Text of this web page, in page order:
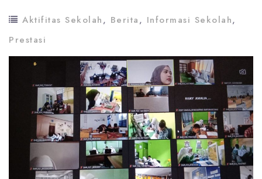
Aktifitas Sekolah, Berita, Informasi Sekolah,
Prestasi